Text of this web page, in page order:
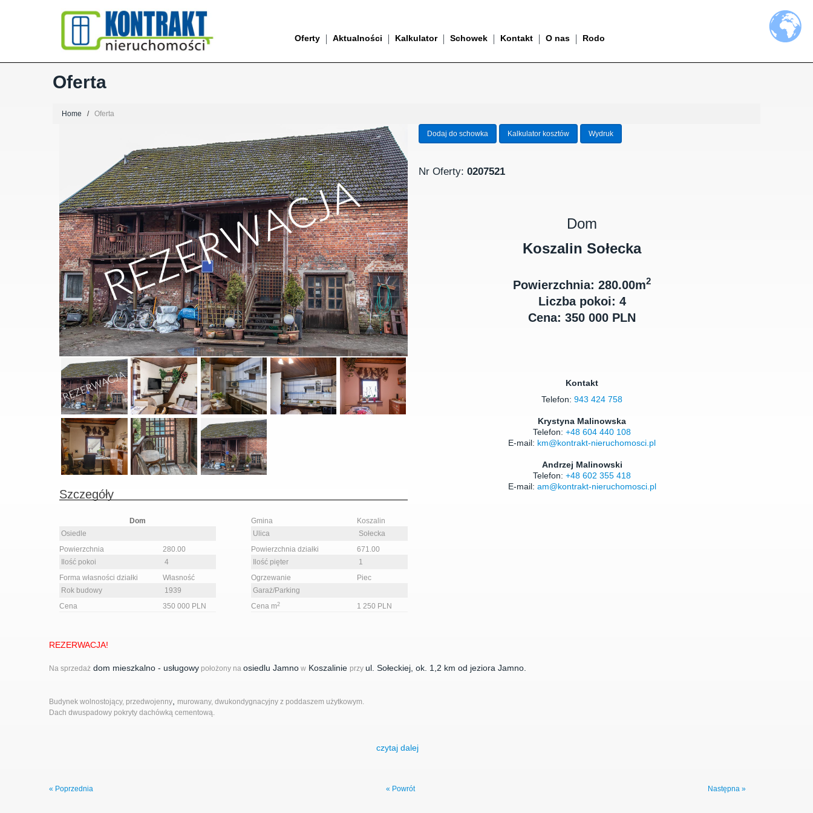
Oferty Aktualności Kalkulator Schowek Kontakt O nas Rodo
Oferta
Home Oferta
Szczegóły
Dom
Osiedle
Powierzchnia
280.00
Ilość pokoi
4
Forma własności działki
Własność
Rok budowy
1939
Cena
350 000 PLN
Gmina
Koszalin
Ulica
Sołecka
Powierzchnia działki
671.00
Ilość pięter
1
Ogrzewanie
Piec
Garaż/Parking
Cena m2 1 250 PLN
Dodaj do schowka Kalkulator kosztów Wydruk
Nr Oferty: 0207521
Dom
Koszalin Sołecka
Powierzchnia: 280.00m2
Liczba pokoi: 4
Cena: 350 000 PLN
Kontakt
Telefon:943 424 758
Krystyna Malinowska
Telefon:+48 604 440 108
E-mail: km@kontrakt-nieruchomosci.pl
Andrzej Malinowski
Telefon:+48 602 355 418
E-mail: am@kontrakt-nieruchomosci.pl
REZERWACJA!
Na sprzedaż dom mieszkalno - usługowy położony na osiedlu Jamno w Koszalinie przy ul. Sołeckiej, ok. 1,2 km od jeziora Jamno
Budynek wolnostojący, przedwojenny
murowany, dwukondygnacyjny z poddaszem użytkowym.
Dach dwuspadowy pokryty dachówką cementową.
czytaj dalej
« Poprzednia « Powrót Następna »